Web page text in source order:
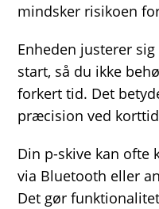
mindsker risikoen
Enheden justerer
start, så du ikke
forkert tid. Det
præcision ved
Din p-skive kan ofte
via Bluetooth eller
Det gør